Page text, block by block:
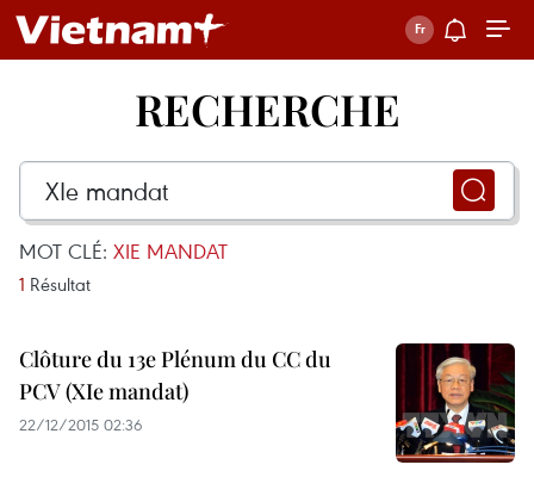
RECHERCHE
MOT CLÉ: XIE MANDAT
1 Résultat
Clôture du 13e Plénum du CC du
PCV (XIe mandat)
22/12/2015 02:36